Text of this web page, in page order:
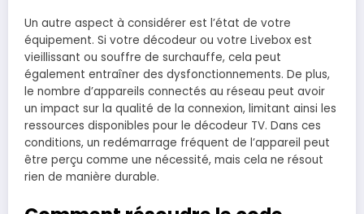
Un autre aspect à considérer est l’état de votre
équipement. Si votre décodeur ou votre Livebox est
vieillissant ou souffre de surchauffe, cela peut
également entraîner des dysfonctionnements. De plus,
le nombre d’appareils connectés au réseau peut avoir
un impact sur la qualité de la connexion, limitant ainsi les
ressources disponibles pour le décodeur TV. Dans ces
conditions, un redémarrage fréquent de l’appareil peut
être perçu comme une nécessité, mais cela ne résout
rien de manière durable.